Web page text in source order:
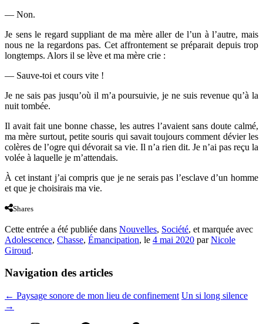
— Non.
Je sens le regard suppliant de ma mère aller de l’un à l’autre, mais
nous ne la regardons pas. Cet affrontement se préparait depuis trop
longtemps. Alors il se lève et ma mère crie :
— Sauve-toi et cours vite !
Je ne sais pas jusqu’où il m’a poursuivie, je ne suis revenue qu’à la
nuit tombée.
Il avait fait une bonne chasse, les autres l’avaient sans doute calmé,
ma mère surtout, petite souris qui savait toujours comment dévier les
colères de l’ogre qui dévorait sa vie. Il n’a rien dit. Je n’ai pas reçu la
volée à laquelle je m’attendais.
À cet instant j’ai compris que je ne serais pas l’esclave d’un homme
et que je choisirais ma vie.
Shares
Cette entrée a été publiée dans Nouvelles, Société, et marquée avec
Adolescence, Chasse, Émancipation, le 4 mai 2020 parNicole
Giroud.
Navigation des articles
← Paysage sonore de mon lieu de confinement Un si long silence
→